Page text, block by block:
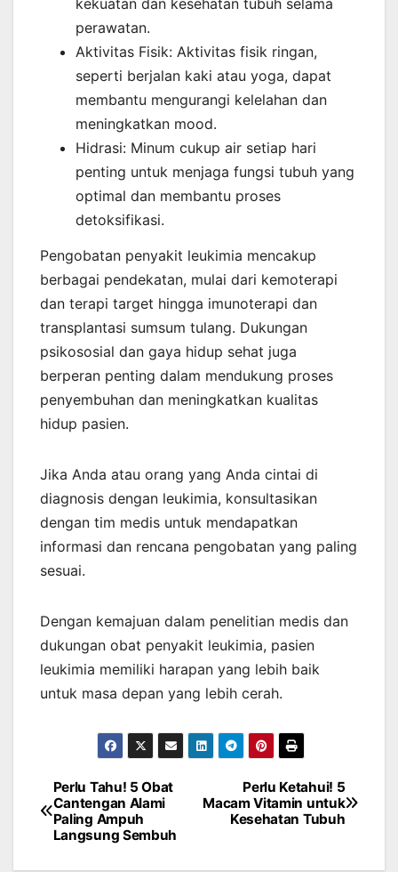
kekuatan dan kesehatan tubuh selama
perawatan.
Aktivitas Fisik: Aktivitas fisik ringan,
seperti berjalan kaki atau yoga, dapat
membantu mengurangi kelelahan dan
meningkatkan mood.
Hidrasi: Minum cukup air setiap hari
penting untuk menjaga fungsi tubuh yang
optimal dan membantu proses
detoksifikasi.
Pengobatan penyakit leukimia mencakup
berbagai pendekatan, mulai dari kemoterapi
dan terapi target hingga imunoterapi dan
transplantasi sumsum tulang. Dukungan
psikososial dan gaya hidup sehat juga
berperan penting dalam mendukung proses
penyembuhan dan meningkatkan kualitas
hidup pasien.
Jika Anda atau orang yang Anda cintai di
diagnosis dengan leukimia, konsultasikan
dengan tim medis untuk mendapatkan
informasi dan rencana pengobatan yang paling
sesuai.
Dengan kemajuan dalam penelitian medis dan
dukungan obat penyakit leukimia, pasien
leukimia memiliki harapan yang lebih baik
untuk masa depan yang lebih cerah.
Post
navigation
Perlu Ketahui! 5
Macam Vitamin untuk
Kesehatan Tubuh
Perlu Tahu! 5 Obat
Cantengan Alami
Paling Ampuh
Langsung Sembuh